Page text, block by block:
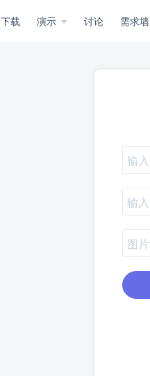
下载 演示 讨论 需求墙